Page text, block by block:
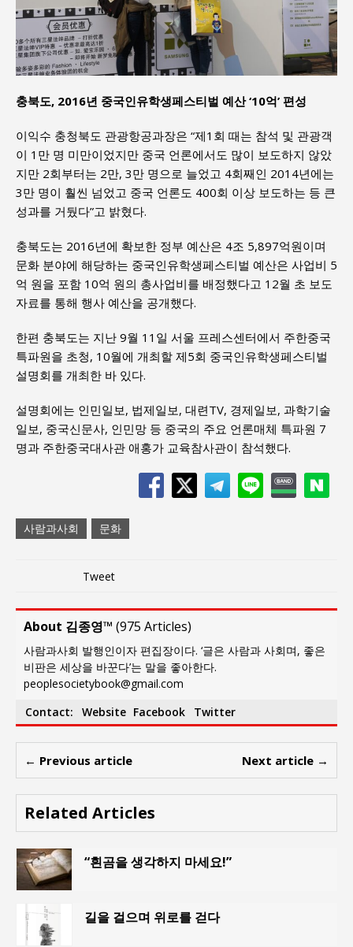
충북도, 2016년 중국인유학생페스티벌 예산 ‘10억’ 편성
이익수 충청북도 관광항공과장은 “제1회 때는 참석 및 관광객
이 1만 명 미만이었지만 중국 언론에서도 많이 보도하지 않았
지만 2회부터는 2만, 3만 명으로 늘었고 4회째인 2014년에는
3만 명이 훨씬 넘었고 중국 언론도 400회 이상 보도하는 등 큰
성과를 거뒀다”고 밝혔다.
충북도는 2016년에 확보한 정부 예산은 4조 5,897억원이며
문화 분야에 해당하는 중국인유학생페스티벌 예산은 사업비 5
억 원을 포함 10억 원의 총사업비를 배정했다고 12월 초 보도
자료를 통해 행사 예산을 공개했다.
한편 충북도는 지난 9월 11일 서울 프레스센터에서 주한중국
특파원을 초청, 10월에 개최할 제5회 중국인유학생페스티벌
설명회를 개최한 바 있다.
설명회에는 인민일보, 법제일보, 대련TV, 경제일보, 과학기술
일보, 중국신문사, 인민망 등 중국의 주요 언론매체 특파원 7
명과 주한중국대사관 애홍가 교육참사관이 참석했다.
사람과사회 문화
Tweet
About 김종영™ (975 Articles)
사람과사회 발행인이자 편집장이다. ‘글은 사람과 사회며, 좋은
비판은 세상을 바꾼다’는 말을 좋아한다.
peoplesocietybook@gmail.com
Contact:
Website Facebook Twitter
← Previous article Next article →
Related Articles
“흰곰을 생각하지 마세요!”
길을 걸으며 위로를 걷다